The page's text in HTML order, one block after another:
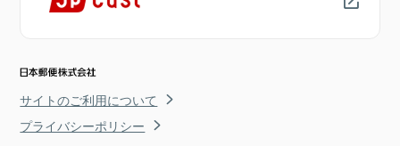
サイトのご利用について
プライバシーポリシー